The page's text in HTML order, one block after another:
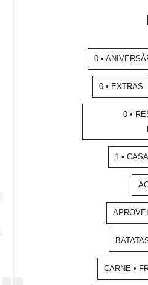
0 •
0 • EXTRAS
0 •
1 • CASA
CARNE •